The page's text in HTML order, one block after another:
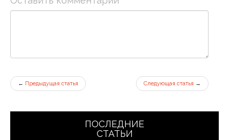
← Предыдущая статья Следующая статья →
ПОСЛЕДНИЕ
СТАТЬИ